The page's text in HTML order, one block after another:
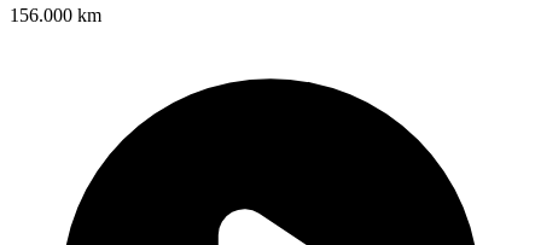
156.000 km